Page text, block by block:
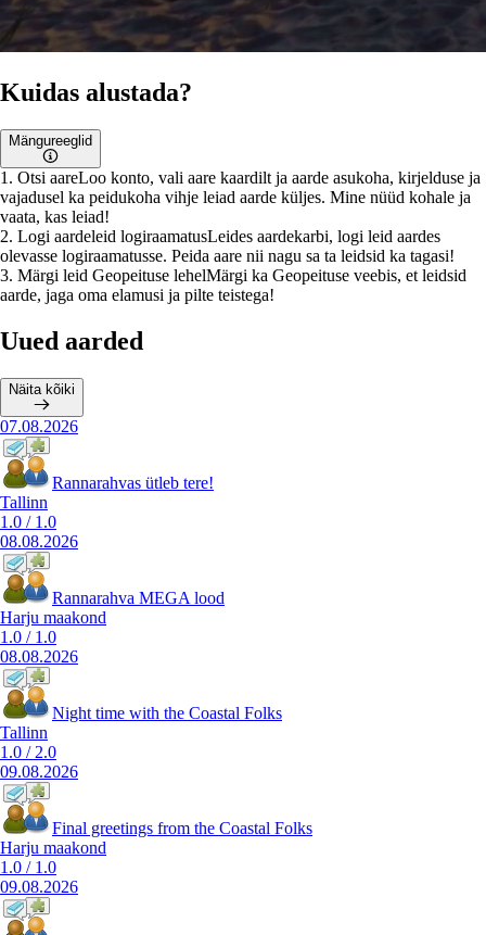
Kuidas alustada?
Mängureeglid
1 . Otsi aareLoo konto, vali aare kaardilt ja aarde asukoha, kirjelduse ja
vajadusel ka peidukoha vihje leiad aarde küljes. Mine nüüd kohale ja
vaata, kas leiad!
2. Logi aardeleid logiraamatusLeides aardekarbi, logi leid aardes
olevasse logiraamatusse. Peida aare nii nagu sa ta leidsid ka tagasi!
3. Märgi leid Geopeituse lehelMärgi ka Geopeituse veebis, et leidsid
aarde, jaga oma elamusi ja pilte teistega!
Uued aarded
Näita kõiki
07.08.2026
Rannarahvas ütleb tere!
Tallinn
1.0 / 1.0
08.08.2026
Rannarahva MEGA lood
Harju maakond
1.0 / 1.0
08.08.2026
Night time with the Coastal Folks
Tallinn
1.0 / 2.0
09.08.2026
Final greetings from the Coastal Folks
Harju maakond
1.0 / 1.0
09.08.2026